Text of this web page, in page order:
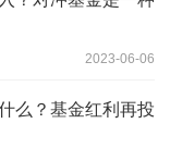
2023-06-06
么？基金红利再投